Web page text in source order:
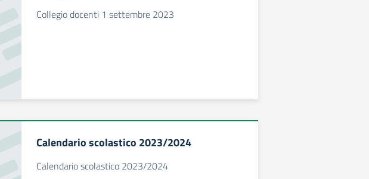
Collegio docenti 1 settembre 2023
Calendario scolastico 2023/2024
Calendario scolastico 2023/2024